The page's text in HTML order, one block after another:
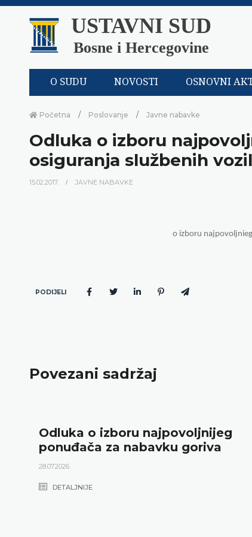
USTAVNI SUD
Bosne i Hercegovine
O SUDU NOVOSTI OSNOVNI
Početna Poslovanje Javne nabavke
Odluka o izboru
osiguranja službenih
15.02.2017. JAVNE NABAVKE
o izboru
PODIJELI
Povezani sadržaj
Odluka o izboru najpovoljnijeg
ponuđača za nabavku goriva
28.07.2026.
DETALJNIJE